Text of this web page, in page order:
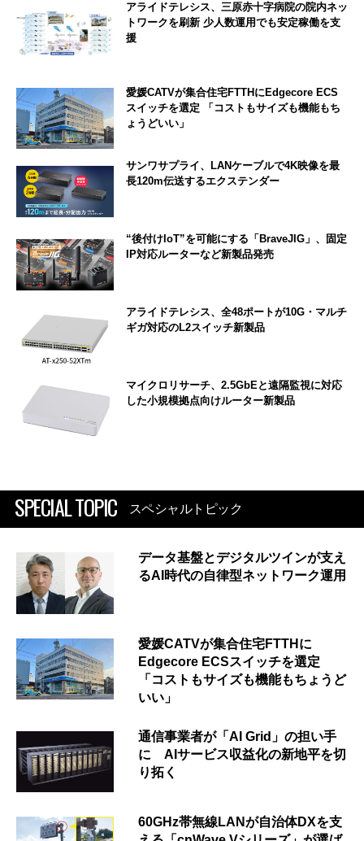
アライドテレシス、三原赤十字病院の院内ネッ
トワークを刷新 少人数運用でも安定稼働を支
援
愛媛CATVが集合住宅FTTHにEdgecore ECS
スイッチを選定 「コストもサイズも機能もち
ょうどいい」
サンワサプライ、LANケーブルで4K映像を最
長120m伝送するエクステンダー
“後付けIoT”を可能にする「BraveJIG」、固定
IP対応ルーターなど新製品発売
アライドテレシス、全48ポートが10G・マルチ
ギガ対応のL2スイッチ新製品
マイクロリサーチ、2.5GbEと遠隔監視に対応
した小規模拠点向けルーター新製品
SPECIAL TOPIC スペシャルトピック
データ基盤とデジタルツインが支え
るAI時代の自律型ネットワーク運用
愛媛CATVが集合住宅FTTHに
Edgecore ECSスイッチを選定
「コストもサイズも機能もちょうど
いい」
通信事業者が「AI Grid」の担い手
に AIサービス収益化の新地平を切
り拓く
60GHz帯無線LANが自治体DXを支